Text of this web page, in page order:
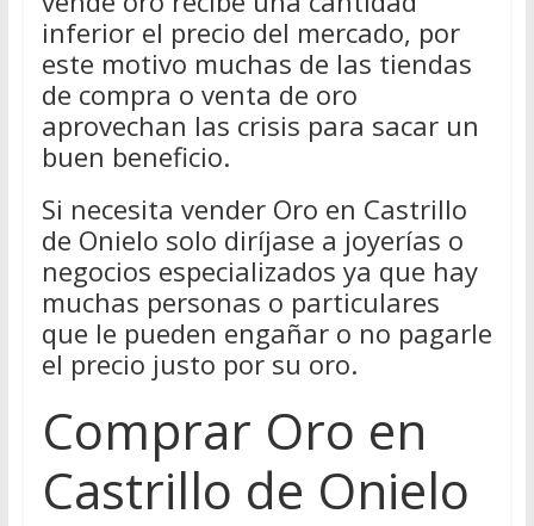
inferior el precio del mercado, por
este motivo muchas de las tiendas
de compra o venta de oro
aprovechan las crisis para sacar un
buen beneficio.
Si necesita vender Oro en Castrillo
de Onielo solo diríjase a joyerías o
negocios especializados ya que hay
muchas personas o particulares
que le pueden engañar o no pagarle
el precio justo por su oro.
Comprar Oro en
Castrillo de Onielo